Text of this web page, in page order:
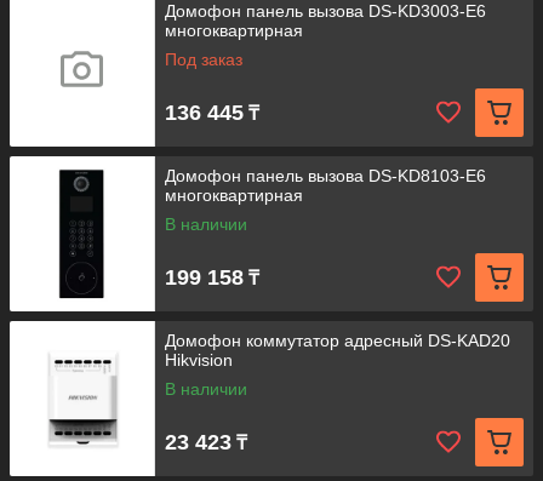
Домофон панель вызова DS-KD3003-E6
многоквартирная
Под заказ
136 445 ₸
Домофон панель вызова DS-KD8103-E6
многоквартирная
В наличии
199 158 ₸
Домофон коммутатор адресный DS-KAD20
Hikvision
В наличии
23 423 ₸